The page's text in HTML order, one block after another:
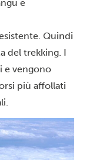
è
Quindi
del trekking. I
e vengono
più affollati